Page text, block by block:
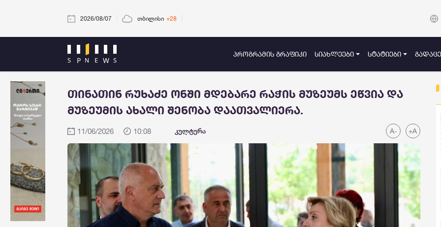
2026/08/07 თბილისი +28
ᲞᲠᲝᲒᲠᲐᲛᲘᲡ ᲒᲠᲐᲤᲘᲙᲘ ᲡᲘᲐᲮᲚᲔᲔᲑᲘ ᲡᲢᲐᲢᲘᲔᲑᲘ
თინათინ რუხაძე ონში მდებარე რაჭის მუზეუმს ეწვია და
მუზეუმის ახალი შენობა დაათვალიერა.
11/06/2026 10:08 კულტურა A- +A